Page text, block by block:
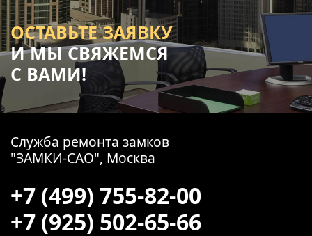
ОСТАВЬТЕ ЗАЯВКУ
И МЫ СВЯЖЕМСЯ
С ВАМИ!
Служба ремонта замков
"ЗАМКИ-САО", Москва
+7 (499) 755-82-00
+7 (925) 502-65-66